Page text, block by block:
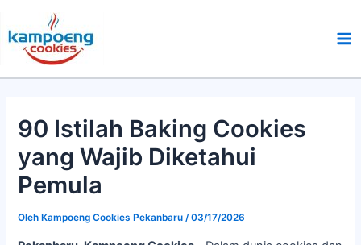
ke
konten
90 Istilah Baking Cookies
yang Wajib Diketahui
Pemula
Oleh Kampoeng Cookies Pekanbaru/03/17/2026